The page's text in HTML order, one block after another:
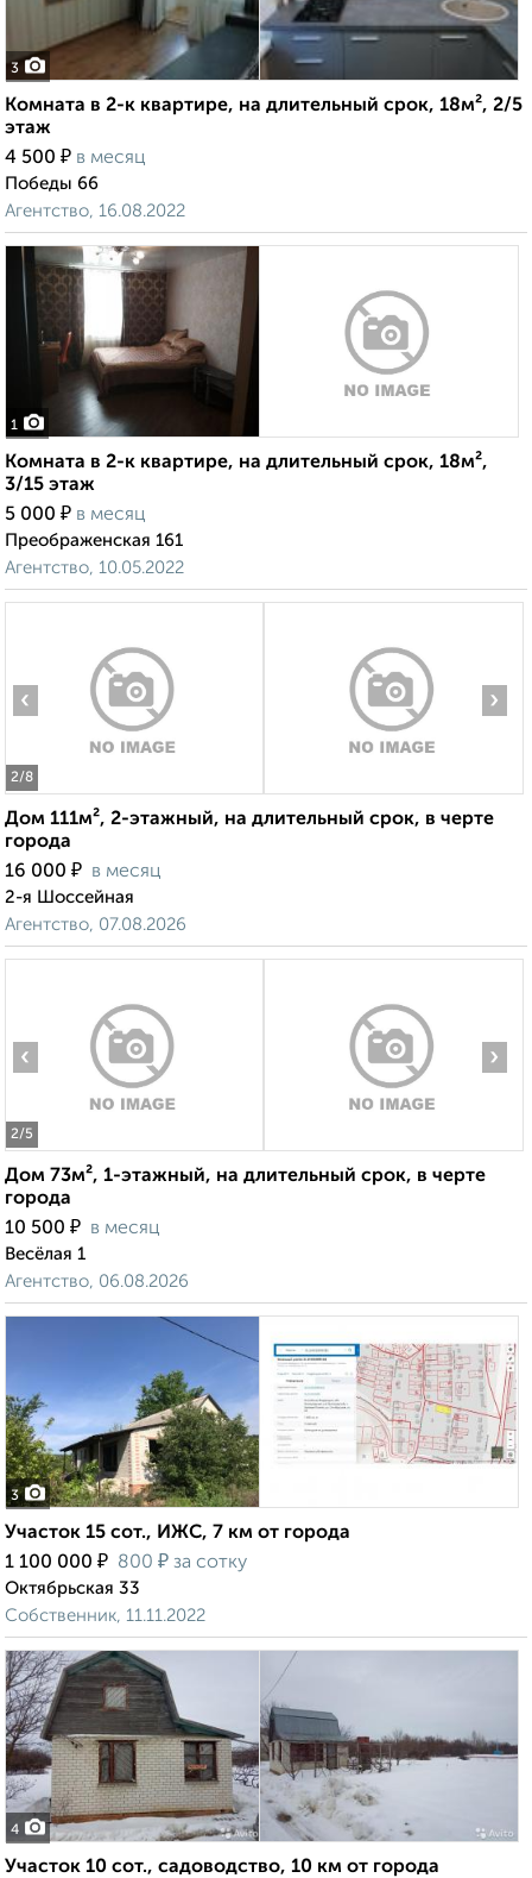
3
Комната в 2-к квартире, на длительный срок, 18м², 2/5
этаж
4 500 ₽ в месяц
Победы 66
Агентство, 16.08.2022
1
Комната в 2-к квартире, на длительный срок, 18м²,
3/15 этаж
5 000 ₽ в месяц
Преображенская 161
Агентство, 10.05.2022
2/8
‹ ›
Дом 111м², 2-этажный, на длительный срок, в черте
города
16 000 ₽ в месяц
2-я Шоссейная
Агентство, 07.08.2026
2/5
‹ ›
Дом 73м², 1-этажный, на длительный срок, в черте
города
10 500 ₽ в месяц
Весёлая 1
Агентство, 06.08.2026
3
Участок 15 сот., ИЖС, 7 км от города
1 100 000 ₽ 800 ₽ за сотку
Октябрьская 33
Собственник, 11.11.2022
4
Участок 10 сот., садоводство, 10 км от города